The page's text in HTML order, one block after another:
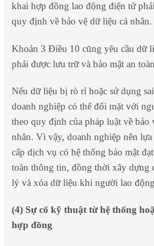
khai hợp đồng lao động điện tử
quy định về bảo vệ dữ liệu cá nhân.
Khoản 3 Điều 10 cũng yêu cầu dữ
phải được lưu trữ và bảo mật an
Nếu dữ liệu bị rò rỉ hoặc sử dụng
doanh nghiệp có thể đối mặt với
theo quy định của pháp luật về bảo
nhân. Vì vậy, doanh nghiệp nên
cấp dịch vụ có hệ thống bảo mật
toàn thông tin, đồng thời xây dựng
lý và xóa dữ liệu khi người lao
(4) Sự cố kỹ thuật từ hệ thống
hợp đồng